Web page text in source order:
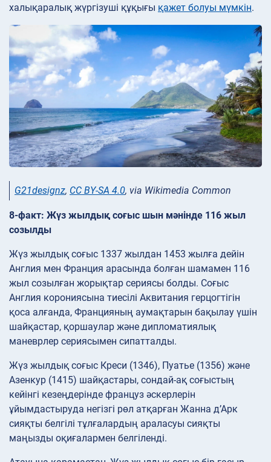
халықаралық жүргізуші құқығы қажет болуы мүмкін.
G21designz, CC BY-SA 4.0, via Wikimedia Common
8-факт: Жүз жылдық соғыс шын мәнінде 116 жыл
созылды
Жүз жылдық соғыс 1337 жылдан 1453 жылға дейін
Англия мен Франция арасында болған шамамен 116
жыл созылған жорықтар сериясы болды. Соғыс
Англия корониясына тиесілі Аквитания герцогтігін
қоса алғанда, Францияның аумақтарын бақылау үшін
шайқастар, қоршаулар және дипломатиялық
маневрлер сериясымен сипатталды.
Жүз жылдық соғыс Креси (1346), Пуатье (1356) және
Азенкур (1415) шайқастары, сондай-ақ соғыстың
кейінгі кезеңдерінде француз әскерлерін
ұйымдастыруда негізгі рөл атқарған Жанна д’Арк
сияқты белгілі тұлғалардың араласуы сияқты
маңызды оқиғалармен белгіленді.